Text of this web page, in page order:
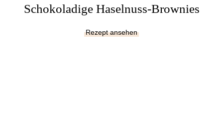
Schokoladige Haselnuss-Brownies
Rezept ansehen